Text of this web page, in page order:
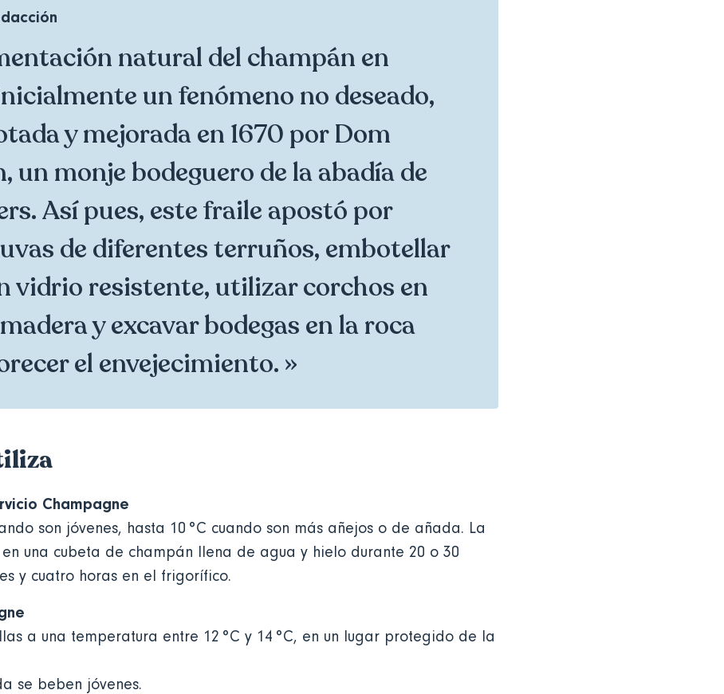
natural del champán en
un fenómeno no deseado,
y mejorada en 1670 por Dom
un monje bodeguero de la abadía de
Así pues, este fraile apostó por
de diferentes terruños, embotellar
vidrio resistente, utilizar corchos en
y excavar bodegas en la roca
el envejecimiento. »
Champagne
son jóvenes, hasta 10 °C cuando son más añejos o de añada. La
una cubeta de champán llena de agua y hielo durante 20 o 30
y cuatro horas en el frigorífico.
a una temperatura entre 12 °C y 14 °C, en un lugar protegido de la
se beben jóvenes.